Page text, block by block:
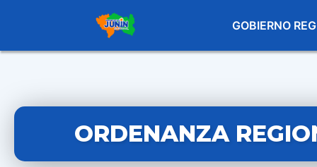
GOBIERNO
ORDENANZA